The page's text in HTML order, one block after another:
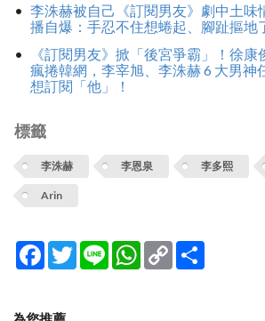
李洙赫被自己《訂閱男友》劇中土味
播自爆：手忍不住想蜷起、腳趾摳地
《訂閱男友》掀「後宮爭霸」！徐康
瘋捲韓網，李宰旭、李洙赫 6 大男神
想訂閱「他」！
標籤
李洙赫 李恩泉 李多熙
Arin
Facebook
TwitterLine WhatsApp
Copy
Link